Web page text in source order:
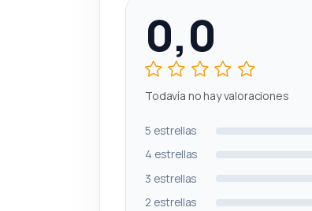
0,0
Todavía no hay valoraciones
5 estrellas
4 estrellas
3 estrellas
2 estrellas